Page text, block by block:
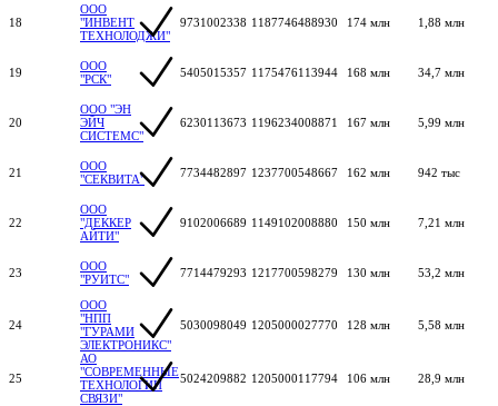
18
ООО
"ИНВЕНТ
ТЕХНОЛОДЖИ"
9731002338 1187746488930 174 млн 1,88 млн
19
ООО
"РСК"
5405015357 1175476113944 168 млн 34,7 млн
20
ООО "ЭН
ЭЙЧ
СИСТЕМС"
6230113673 1196234008871 167 млн 5,99 млн
21
ООО
"СЕКВИТА"
7734482897 1237700548667 162 млн 942 тыс
22
ООО
"ДЕККЕР
АЙТИ"
9102006689 1149102008880 150 млн 7,21 млн
23
ООО
"РУИТС"
7714479293 1217700598279 130 млн 53,2 млн
24
ООО
"НПП
"ГУРАМИ
ЭЛЕКТРОНИКС"
5030098049 1205000027770 128 млн 5,58 млн
25
АО
"СОВРЕМЕННЫЕ
ТЕХНОЛОГИИ
СВЯЗИ"
5024209882 1205000117794 106 млн 28,9 млн